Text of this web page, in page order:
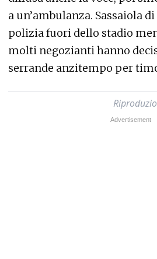
a un’ambulanza. Sassaiola
polizia fuori dello stadio
molti negozianti hanno
serrande anzitempo per